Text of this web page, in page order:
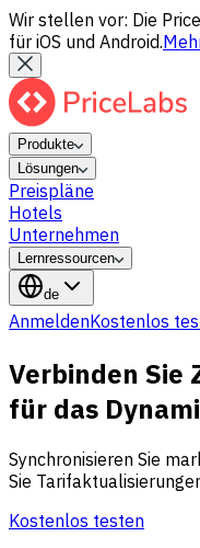
Wir stellen vor: Die
für iOS und Android.
Produkte
Lösungen
Preispläne
Hotels
Unternehmen
Lernressourcen
de
AnmeldenKostenlos
Verbinden Sie
für das
Synchronisieren Sie
Sie
Kostenlos testen